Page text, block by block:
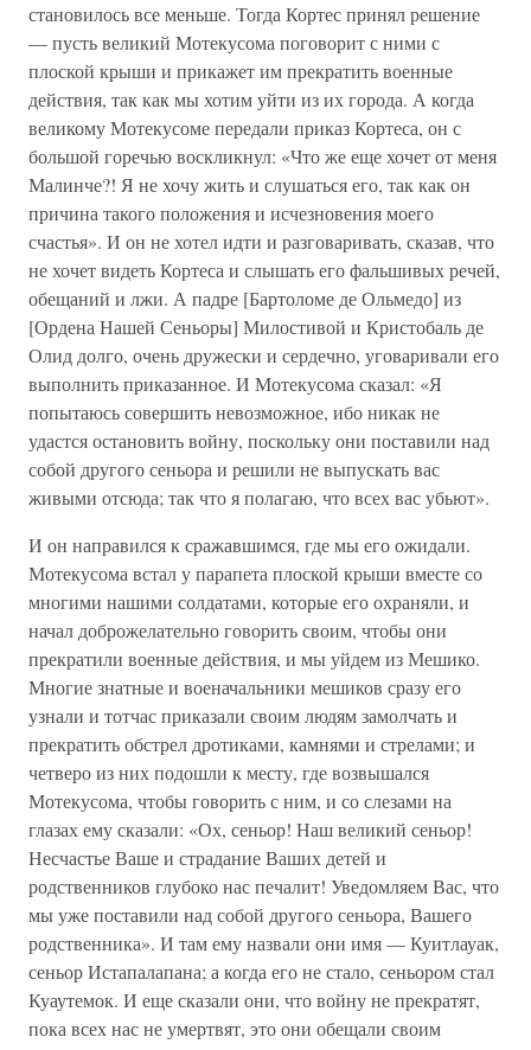
становилось все меньше. Тогда Кортес принял решение
— пусть великий Мотекусома поговорит с ними с
плоской крыши и прикажет им прекратить военные
действия, так как мы хотим уйти из их города. А когда
великому Мотекусоме передали приказ Кортеса, он с
большой горечью воскликнул: «Что же еще хочет от меня
Малинче?! Я не хочу жить и слушаться его, так как он
причина такого положения и исчезновения моего
счастья». И он не хотел идти и разговаривать, сказав, что
не хочет видеть Кортеса и слышать его фальшивых речей,
обещаний и лжи. А падре [Бартоломе де Ольмедо] из
[Ордена Нашей Сеньоры] Милостивой и Кристобаль де
Олид долго, очень дружески и сердечно, уговаривали его
выполнить приказанное. И Мотекусома сказал: «Я
попытаюсь совершить невозможное, ибо никак не
удастся остановить войну, поскольку они поставили над
собой другого сеньора и решили не выпускать вас
живыми отсюда; так что я полагаю, что всех вас убьют».
И он направился к сражавшимся, где мы его ожидали.
Мотекусома встал у парапета плоской крыши вместе со
многими нашими солдатами, которые его охраняли, и
начал доброжелательно говорить своим, чтобы они
прекратили военные действия, и мы уйдем из Мешико.
Многие знатные и военачальники мешиков сразу его
узнали и тотчас приказали своим людям замолчать и
прекратить обстрел дротиками, камнями и стрелами; и
четверо из них подошли к месту, где возвышался
Мотекусома, чтобы говорить с ним, и со слезами на
глазах ему сказали: «Ох, сеньор! Наш великий сеньор!
Несчастье Ваше и страдание Ваших детей и
родственников глубоко нас печалит! Уведомляем Вас, что
мы уже поставили над собой другого сеньора, Вашего
родственника». И там ему назвали они имя — Куитлауак,
сеньор Истапалапана; а когда его не стало, сеньором стал
Куаутемок. И еще сказали они, что войну не прекратят,
пока всех нас не умертвят, это они обещали своим